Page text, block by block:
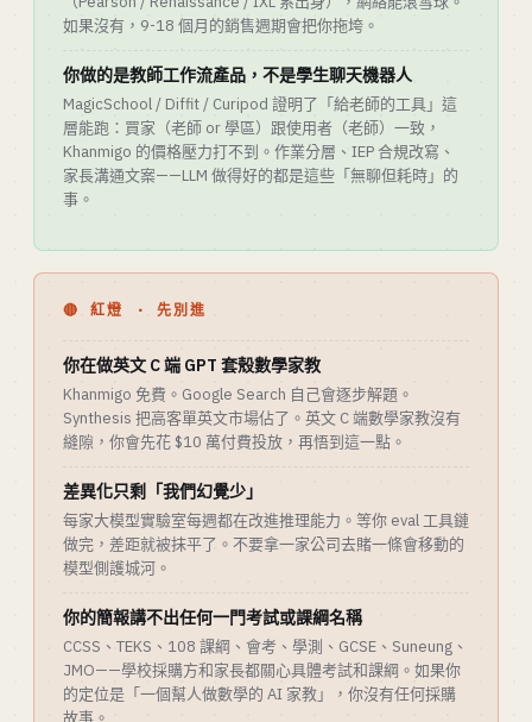
如果沒有，9-18 個月的銷售週期會把你拖垮。
你做的是教師工作流產品，不是學生聊天機器人
MagicSchool / Diffit / Curipod 證明了「給老師的工具」這
層能跑：買家（老師 or 學區）跟使用者（老師）一致，
Khanmigo 的價格壓力打不到。作業分層、IEP 合規改寫、
家長溝通文案——LLM 做得好的都是這些「無聊但耗時」的
事。
🔴 紅燈 · 先別進
你在做英文 C 端 GPT 套殼數學家教
Khanmigo 免費。Google Search 自己會逐步解題。
Synthesis 把高客單英文市場佔了。英文 C 端數學家教沒有
縫隙，你會先花 $10 萬付費投放，再悟到這一點。
差異化只剩「我們幻覺少」
每家大模型實驗室每週都在改進推理能力。等你 eval 工具鏈
做完，差距就被抹平了。不要拿一家公司去賭一條會移動的
模型側護城河。
你的簡報講不出任何一門考試或課綱名稱
CCSS、TEKS、108 課綱、會考、學測、GCSE、Suneung、
JMO——學校採購方和家長都關心具體考試和課綱。如果你
的定位是「一個幫人做數學的 AI 家教」，你沒有任何採購
故事。